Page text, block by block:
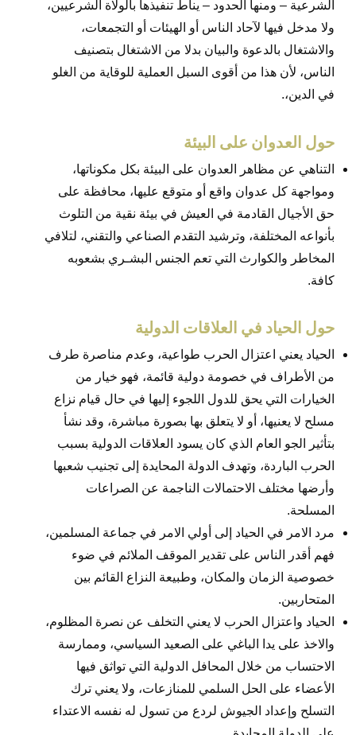
الشرعية – ومنها الحدود – يناط تنفيذها بالولاة الشرعيين،
ولا مدخل فيها لآحاد الناس أو الهيئات أو التجمعات،
والاشتغال بالدعوة والبيان بدلا من الاشتغال بتصنيف
الناس، لأن هذا من أقوى السبل العملية للوقاية من الغلو
في الدين،.
حول العدوان على البيئة
التناهي عن مظاهر العدوان على البيئة بكل مكوناتها،
ومواجهة كل عدوان واقع أو متوقع عليها، محافظة على
حق الأجيال القادمة في العيش في بيئة نقية من التلوث
بأنواعه المختلفة، وترشيد التقدم الصناعي والتقني، لتلافي
المخاطر والكوارث التي تعم الجنس البشـري بشعوبه
كافة.
حول الحياد في العلاقات الدولية
الحياد يعني اعتزال الحرب طواعية، وعدم مناصرة طرف
من الأطراف في خصومة دولية قائمة، فهو خيار من
الخيارات التي يحق للدول اللجوء إليها في حال قيام نزاع
مسلح لا يعنيها، أو لا يتعلق بها بصورة مباشرة، وقد نشأ
بتأثير الجو العام الذي كان يسود العلاقات الدولية بسبب
الحرب الباردة، وتهدف الدولة المحايدة إلى تجنيب شعبها
وأرضها مختلف الاحتمالات الناجمة عن الصراعات
المسلحة.
مرد الامر في الحياد إلى أولي الامر في جماعة المسلمين،
فهم أقدر الناس على تقدير الموقف الملائم في ضوء
خصوصية الزمان والمكان، وطبيعة النزاع القائم بين
المتحاربين.
الحياد واعتزال الحرب لا يعني التخلف عن نصرة المظلوم،
والاخذ على يدا الباغي على الصعيد السياسي، وممارسة
الاحتساب من خلال المحافل الدولية التي تواثق فيها
الأعضاء على الحل السلمي للمنازعات، ولا يعني ترك
التسلح وإعداد الجيوش لردع من تسول له نفسه الاعتداء